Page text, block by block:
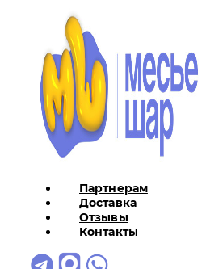
Партнерам
Доставка
Отзывы
Контакты